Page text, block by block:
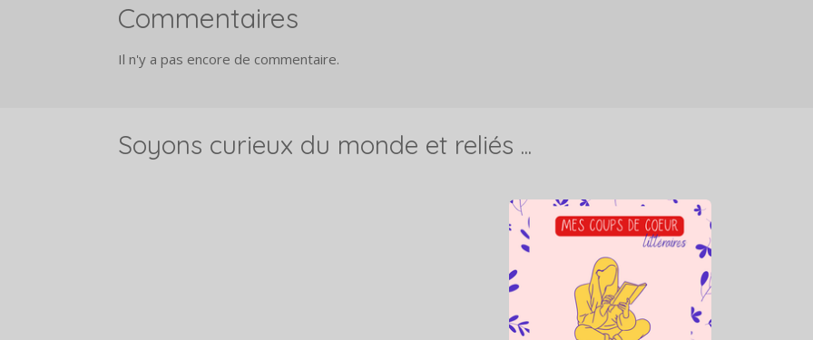
Commentaires
Il n'y a pas encore de commentaire.
Soyons curieux du monde et reliés ...